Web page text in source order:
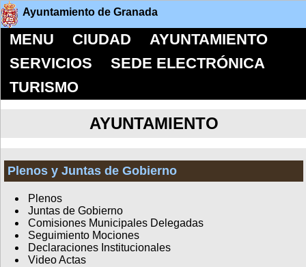
Ayuntamiento de Granada
MENU CIUDAD
AYUNTAMIENTO
SERVICIOS
SEDE ELECTRÓNICA
TURISMO
AYUNTAMIENTO
Plenos y Juntas de Gobierno
Plenos
Juntas de Gobierno
Comisiones Municipales Delegadas
Seguimiento Mociones
Declaraciones Institucionales
Video Actas